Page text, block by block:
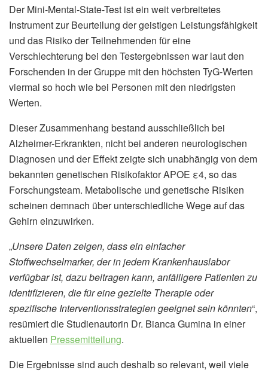
Der Mini-Mental-State-Test ist ein weit verbreitetes
Instrument zur Beurteilung der geistigen Leistungsfähigkeit
und das Risiko der Teilnehmenden für eine
Verschlechterung bei den Testergebnissen war laut den
Forschenden in der Gruppe mit den höchsten TyG-Werten
viermal so hoch wie bei Personen mit den niedrigsten
Werten.
Dieser Zusammenhang bestand ausschließlich bei
Alzheimer-Erkrankten, nicht bei anderen neurologischen
Diagnosen und der Effekt zeigte sich unabhängig von dem
bekannten genetischen Risikofaktor APOE ε4, so das
Forschungsteam. Metabolische und genetische Risiken
scheinen demnach über unterschiedliche Wege auf das
Gehirn einzuwirken.
„Unsere Daten zeigen, dass ein einfacher
Stoffwechselmarker, der in jedem Krankenhauslabor
verfügbar ist, dazu beitragen kann, anfälligere Patienten zu
identifizieren, die für eine gezielte Therapie oder
spezifische Interventionsstrategien geeignet sein könnten“,
resümiert die Studienautorin Dr. Bianca Gumina in einer
aktuellen Pressemitteilung.
Die Ergebnisse sind auch deshalb so relevant, weil viele